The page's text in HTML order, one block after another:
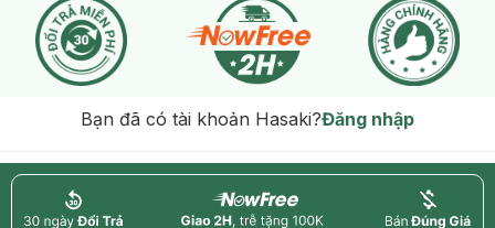
Bạn đã có tài khoản Hasaki?Đăng nhập